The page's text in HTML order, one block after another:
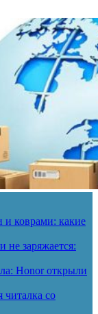
и коврами: какие
не заряжается:
Honor открыли
со